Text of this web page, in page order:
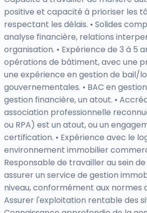
positive et capacité à prioriser les
respectant les délais. • Solides
analyse financière, relations
organisation. • Expérience de 3 à 5
opérations de bâtiment, avec une
une expérience en gestion de bail/
gouvernementales. • BAC en
gestion financière, un atout. •
association professionnelle
ou RPA) est un atout, ou un
certification. • Expérience avec le
environnement immobilier
Responsable de travailler au sein
assurer un service de gestion
niveau, conformément aux normes
Assurer l'exploitation rentable des